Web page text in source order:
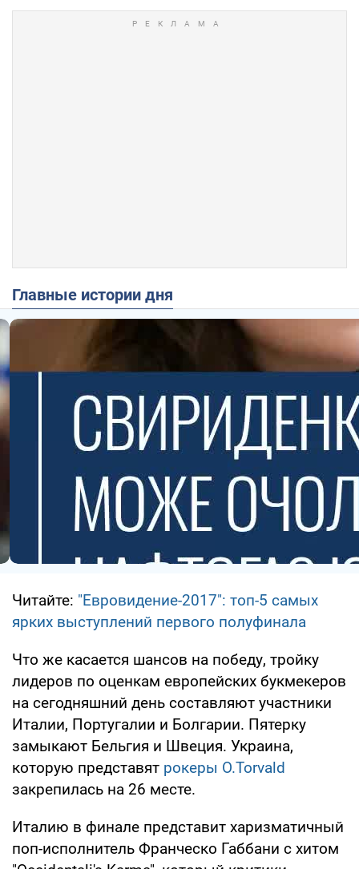
Главные истории дня
Читайте: "Евровидение-2017": топ-5 самых
ярких выступлений первого полуфинала
Что же касается шансов на победу, тройку
лидеров по оценкам европейских букмекеров
на сегодняшний день составляют участники
Италии, Португалии и Болгарии. Пятерку
замыкают Бельгия и Швеция. Украина,
которую представят рокеры O.Torvald
закрепилась на 26 месте.
Италию в финале представит харизматичный
поп-исполнитель Франческо Габбани с хитом